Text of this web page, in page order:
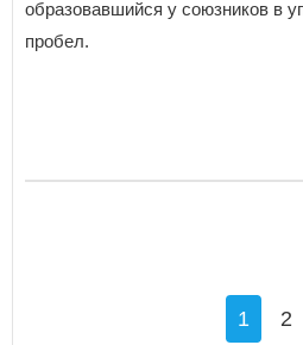
образовавшийся у союзников в
пробел.
1 2